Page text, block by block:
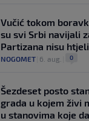
Vučić tokom
su svi Srbi navijali
Partizana nisu htjeli
NOGOMET 6. aug. 0
Šezdeset posto
grada u kojem živi
u stanovima koje